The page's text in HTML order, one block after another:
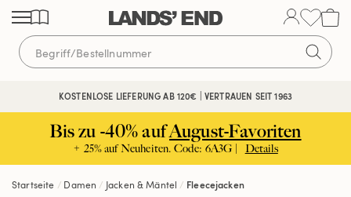
Direkt
zum
Inhalt
Direkt
zur
Navigation
Direkt
zur
Suche
KOSTENLOSE LIEFERUNG AB 120€ | VERTRAUEN SEIT 1963
Bis zu -40% aufAugust-Favoriten
+ 25% auf Neuheiten. Code: 6A3G | Details
Startseite Damen Jacken & Mäntel Fleecejacken